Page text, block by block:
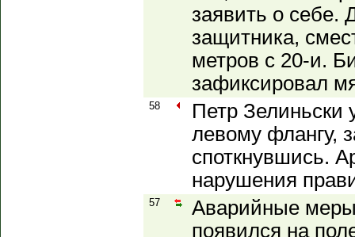
заявить о себе.
защитника,
метров с 20-и.
зафиксировал
58
Петр Зелиньски
левому флангу,
споткнувшись.
нарушения
57
Аварийные
появился на